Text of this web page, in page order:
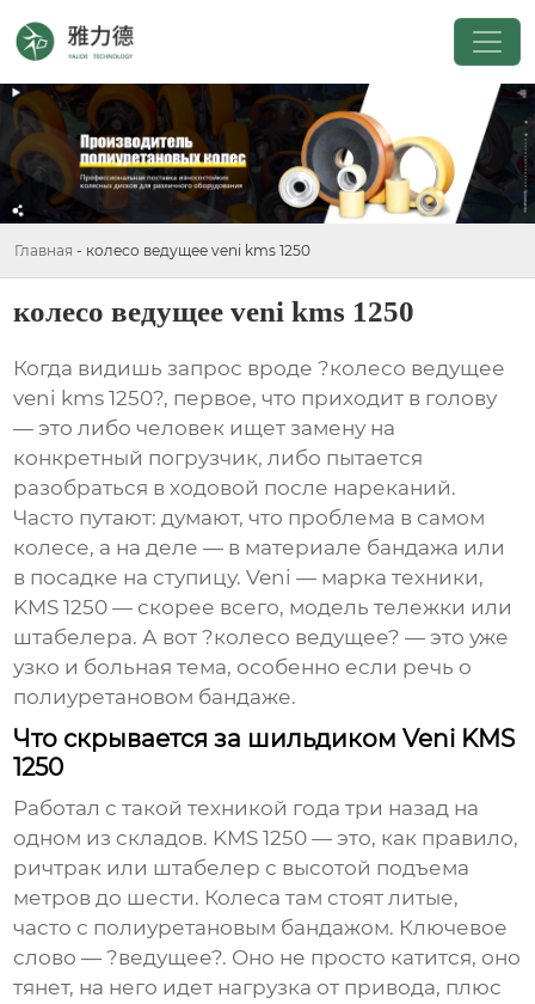
Главная - колесо ведущее veni kms 1250
колесо ведущее veni kms 1250
Когда видишь запрос вроде ?колесо ведущее
veni kms 1250?, первое, что приходит в голову
— это либо человек ищет замену на
конкретный погрузчик, либо пытается
разобраться в ходовой после нареканий.
Часто путают: думают, что проблема в самом
колесе, а на деле — в материале бандажа или
в посадке на ступицу. Veni — марка техники,
KMS 1250 — скорее всего, модель тележки или
штабелера. А вот ?колесо ведущее? — это уже
узко и больная тема, особенно если речь о
полиуретановом бандаже.
Что скрывается за шильдиком Veni KMS
1250
Работал с такой техникой года три назад на
одном из складов. KMS 1250 — это, как правило,
ричтрак или штабелер с высотой подъема
метров до шести. Колеса там стоят литые,
часто с полиуретановым бандажом. Ключевое
слово — ?ведущее?. Оно не просто катится, оно
тянет, на него идет нагрузка от привода, плюс